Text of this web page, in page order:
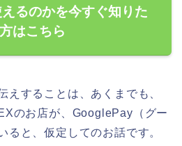
るのかを今すぐ知りた
はこちら
えすることは、あくまでも、
のお店が、GooglePay（グー
ると、仮定してのお話です。